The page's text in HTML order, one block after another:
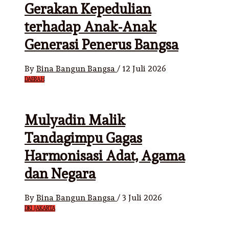
Gerakan Kepedulian
terhadap Anak-Anak
Generasi Penerus Bangsa
By Bina Bangun Bangsa / 12 Juli 2026
DAERAH
Mulyadin Malik
Tandagimpu Gagas
Harmonisasi Adat, Agama
dan Negara
By Bina Bangun Bangsa / 3 Juli 2026
DKI JAKARTA